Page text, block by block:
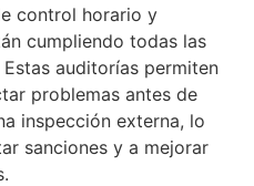
control horario y
cumpliendo todas las
auditorías permiten
problemas antes de
inspección externa, lo
sanciones y a mejorar